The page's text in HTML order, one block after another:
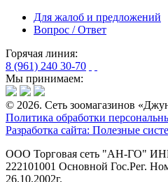
Для жалоб и предложений
Вопрос / Ответ
Горячая линия:
8 (961) 240 30-70
Мы принимаем:
© 2026. Сеть зоомагазинов
Политика обработки
Разработка сайта: Полезные
ООО Торговая сеть "АН-ГО"
222101001 Основной Гос.Рег.
26.10.2002г.